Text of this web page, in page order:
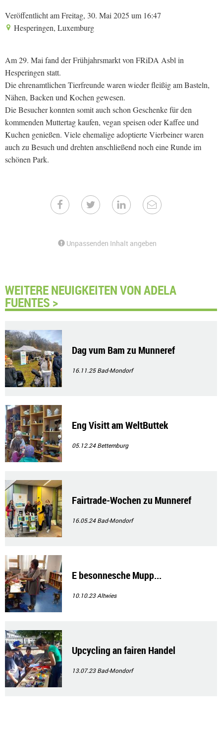
Veröffentlicht am Freitag, 30. Mai 2025 um 16:47
Hesperingen, Luxemburg
Am 29. Mai fand der Frühjahrsmarkt von FRiDA Asbl in
Hesperingen statt.
Die ehrenamtlichen Tierfreunde waren wieder fleißig am Basteln,
Nähen, Backen und Kochen gewesen.
Die Besucher konnten somit auch schon Geschenke für den
kommenden Muttertag kaufen, vegan speisen oder Kaffee und
Kuchen genießen. Viele ehemalige adoptierte Vierbeiner waren
auch zu Besuch und drehten anschließend noch eine Runde im
schönen Park.
Unpassenden Inhalt angeben
WEITERE NEUIGKEITEN VON ADELA
FUENTES >
Dag vum Bam zu Munneref
16.11.25Bad-Mondorf
Eng Visitt am WeltButtek
05.12.24Bettemburg
Fairtrade-Wochen zu Munneref
16.05.24Bad-Mondorf
E besonnesche Mupp...
10.10.23Altwies
Upcycling an fairen Handel
13.07.23Bad-Mondorf